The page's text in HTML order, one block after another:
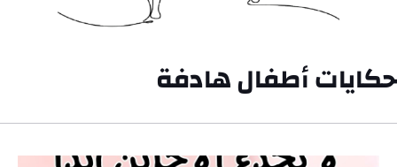
حكايات أطفال هادفة